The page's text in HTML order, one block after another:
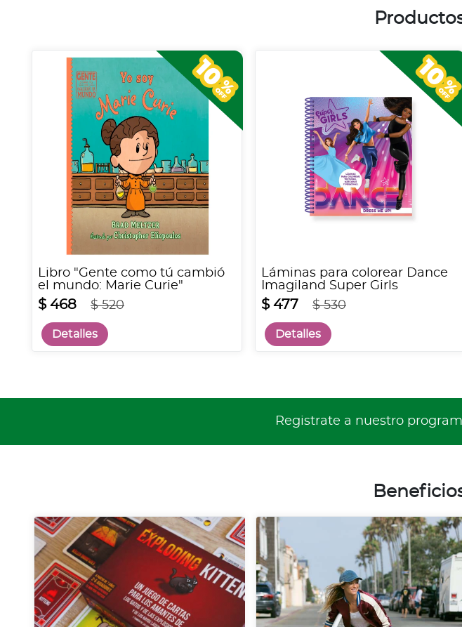
Libro "Gente como tú cambió
el mundo: Marie Curie"
$ 468 $ 520
Detalles
Láminas para colorear Dance
Imagiland Super Girls
$ 477 $ 530
Detalles
Registrate a nuestro